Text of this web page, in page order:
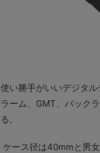
使い勝手がいいデジタ
ラーム、GMT、バック
る。
ケース径は40mmと男